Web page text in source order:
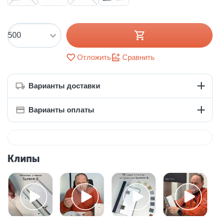
Отложить Сравнить
Варианты доставки
Варианты оплаты
Клипы